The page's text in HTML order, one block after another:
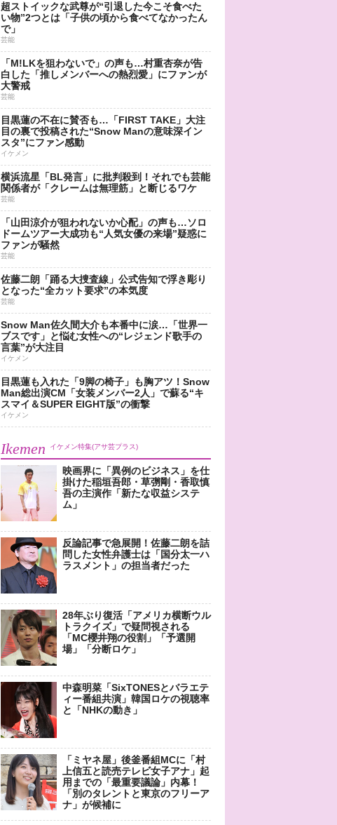
超ストイックな武尊が“引退した今こそ食べた
い物”2つとは「子供の頃から食べてなかったん
で」
芸能
「M!LKを狙わないで」の声も…村重杏奈が告
白した「推しメンバーへの熱烈愛」にファンが
大警戒
芸能
目黒蓮の不在に賛否も…「FIRST TAKE」大注
目の裏で投稿された“Snow Manの意味深イン
スタ”にファン感動
イケメン
横浜流星「BL発言」に批判殺到！それでも芸能
関係者が「クレームは無理筋」と断じるワケ
芸能
「山田涼介が狙われないか心配」の声も…ソロ
ドームツアー大成功も“人気女優の来場”疑惑に
ファンが騒然
芸能
佐藤二朗「踊る大捜査線」公式告知で浮き彫り
となった“全カット要求”の本気度
芸能
Snow Man佐久間大介も本番中に涙…「世界一
ブスです」と悩む女性への“レジェンド歌手の
言葉”が大注目
イケメン
目黒蓮も入れた「9脚の椅子」も胸アツ！Snow
Man総出演CM「女装メンバー2人」で蘇る“キ
スマイ＆SUPER EIGHT版”の衝撃
イケメン
Ikemen イケメン特集(アサ芸プラス)
映画界に「異例のビジネス」を仕
掛けた稲垣吾郎・草彅剛・香取慎
吾の主演作「新たな収益システ
ム」
反論記事で急展開！佐藤二朗を詰
問した女性弁護士は「国分太一ハ
ラスメント」の担当者だった
28年ぶり復活「アメリカ横断ウル
トラクイズ」で疑問視される
「MC櫻井翔の役割」「予選開
場」「分断ロケ」
中森明菜「SixTONESとバラエテ
ィー番組共演」韓国ロケの視聴率
と「NHKの動き」
「ミヤネ屋」後釜番組MCに「村
上信五と読売テレビ女子アナ」起
用までの「最重要議論」内幕！
「別のタレントと東京のフリーア
ナ」が候補に